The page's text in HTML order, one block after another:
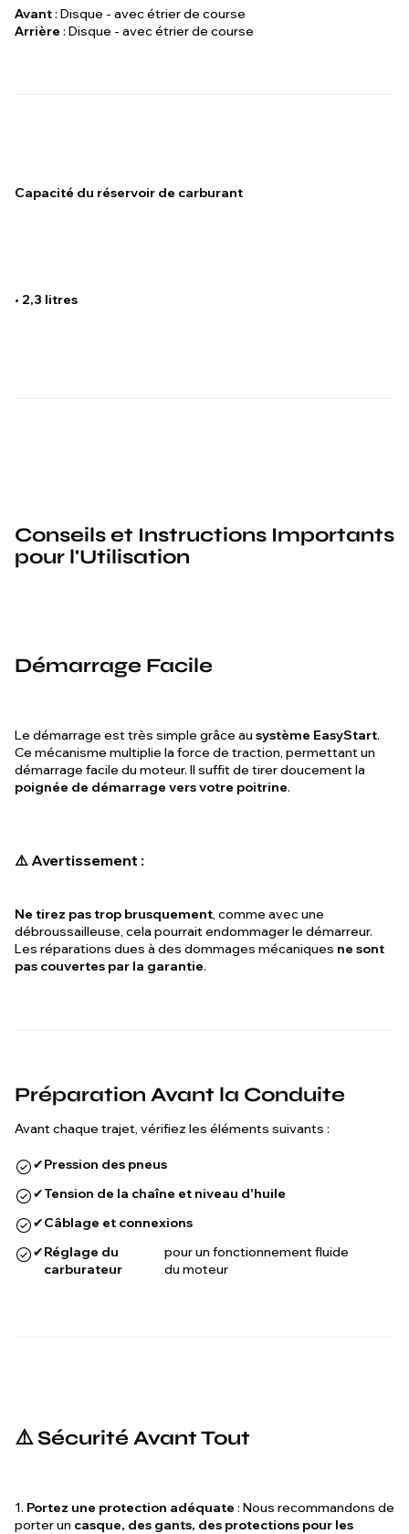
Avant: Disque - avec étrier de course
Arrière : Disque - avec étrier de course
Capacité du réservoir de carburant
• 2,3 litres
Conseils et Instructions Importants
pour l'Utilisation
Démarrage Facile
Le démarrage est très simple grâce au système EasyStart.
Ce mécanisme multiplie la force de traction, permettant un
démarrage facile du moteur. Il suffit de tirer doucement la
poignée de démarrage vers votre poitrine.
⚠️ Avertissement :
Ne tirez pas trop brusquement, comme avec une
débroussailleuse, cela pourrait endommager le démarreur.
Les réparations dues à des dommages mécaniques ne sont
pas couvertes par la garantie.
Préparation Avant la Conduite
Avant chaque trajet, vérifiez les éléments suivants :
✔Pression des pneus
✔Tension de la chaîne et niveau d'huile
✔Câblage et connexions
✔Réglage du
carburateur
pour un fonctionnement fluide
du moteur
⚠️ Sécurité Avant Tout
1. Portez une protection adéquate : Nous recommandons de
porter un casque, des gants, des protections pour les